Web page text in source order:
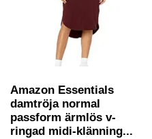
Amazon Essentials
damtröja normal
passform ärmlös v-
ringad midi-klänning...